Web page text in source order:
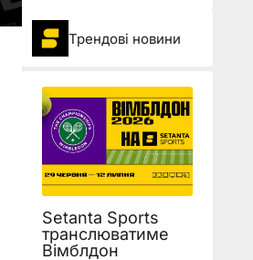
Трендові новини
Setanta Sports
транслюватиме
Вімблдон